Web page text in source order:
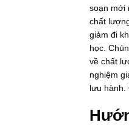
soạn mới
chất
giảm đi
học.
về chất
nghiệm
lưu hành.